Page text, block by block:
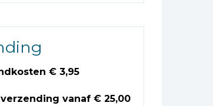
€ 3,95
vanaf € 25,00